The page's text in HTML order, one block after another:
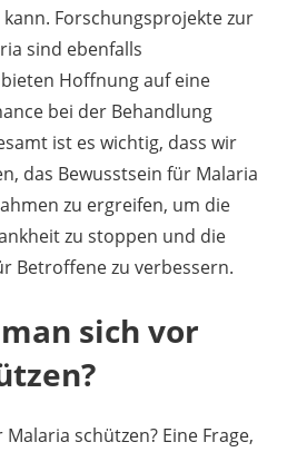
Forschungsprojekte zur
sind ebenfalls
Hoffnung auf eine
bei der Behandlung
ist es wichtig, dass wir
das Bewusstsein für Malaria
zu ergreifen, um die
zu stoppen und die
Betroffene zu verbessern.
sich vor
schützen? Eine Frage,